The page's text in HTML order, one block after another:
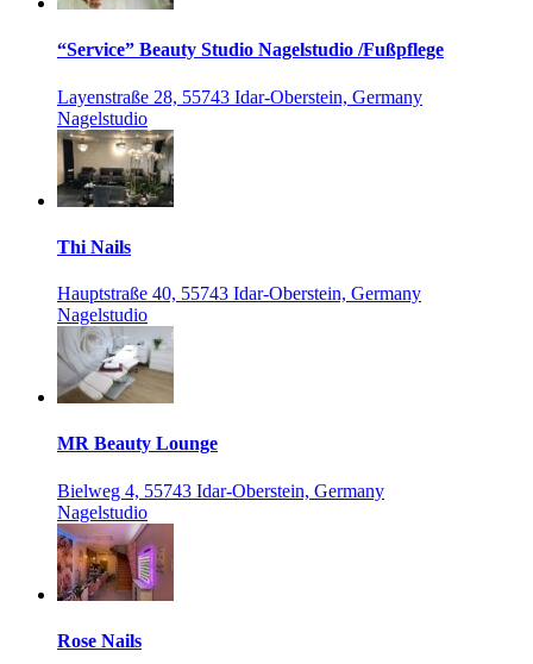
“Service” Beauty Studio Nagelstudio /Fußpflege
Layenstraße 28, 55743 Idar-Oberstein, Germany
Nagelstudio
Thi Nails
Hauptstraße 40, 55743 Idar-Oberstein, Germany
Nagelstudio
MR Beauty Lounge
Bielweg 4, 55743 Idar-Oberstein, Germany
Nagelstudio
Rose Nails